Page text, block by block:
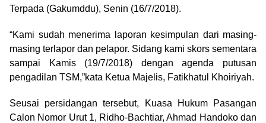
Terpada (Gakumddu), Senin (16/7/2018).
“Kami sudah menerima laporan kesimpulan dari masing-
masing terlapor dan pelapor. Sidang kami skors sementara
sampai Kamis (19/7/2018) dengan agenda putusan
pengadilan TSM,”kata Ketua Majelis, Fatikhatul Khoiriyah.
Seusai persidangan tersebut, Kuasa Hukum Pasangan
Calon Nomor Urut 1, Ridho-Bachtiar, Ahmad Handoko dan